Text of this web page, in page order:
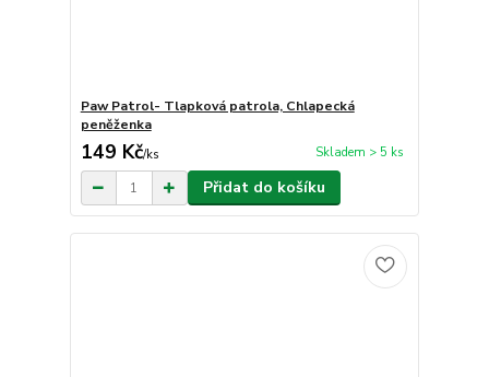
Paw Patrol- Tlapková patrola, Chlapecká
peněženka
149 Kč/ks Skladem > 5 ks
Přidat do košíku